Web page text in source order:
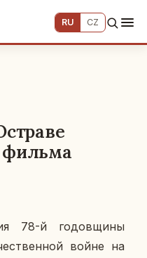
RU CZ
фильма
78-й го­дов­щи­ны
войне на